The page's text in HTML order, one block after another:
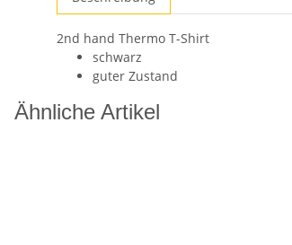
2nd hand Thermo T-Shirt
schwarz
guter Zustand
Ähnliche Artikel